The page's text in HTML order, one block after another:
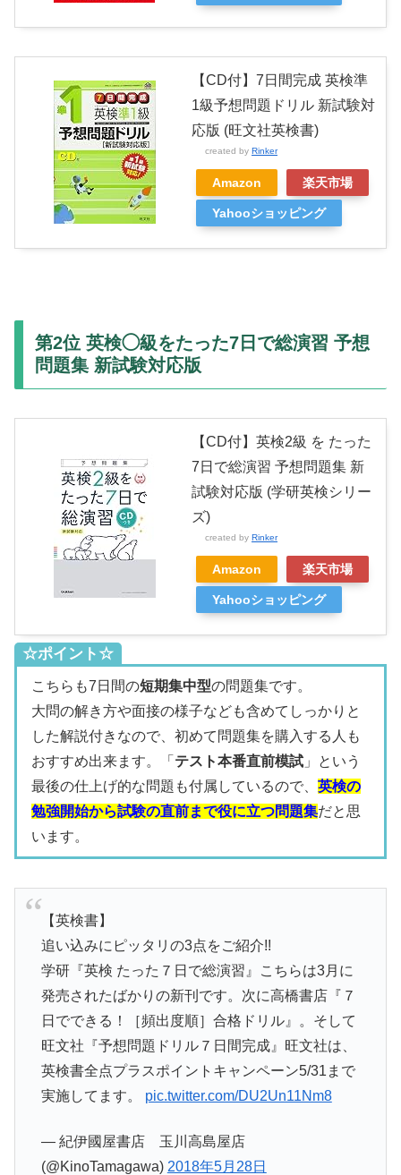
【CD付】7日間完成 英検準
1級予想問題ドリル 新試験対
応版 (旺文社英検書)
created by Rinker
Amazon 楽天市場
Yahooショッピング
第2位 英検◯級をたった7日で総演習 予想
問題集 新試験対応版
【CD付】英検2級 を たった
7日で総演習 予想問題集 新
試験対応版 (学研英検シリー
ズ)
created by Rinker
Amazon 楽天市場
Yahooショッピング
☆ポイント☆
こちらも7日間の短期集中型の問題集です。
大問の解き方や面接の様子なども含めてしっかりと
した解説付きなので、初めて問題集を購入する人も
おすすめ出来ます。「 テスト本番直前模試 」という
最後の仕上げ的な問題も付属しているので、 英検の
勉強開始から試験の直前まで役に立つ問題集だと思
います。
【英検書】
追い込みにピッタリの3点をご紹介!!
学研『英検 たった７日で総演習』こちらは3月に
発売されたばかりの新刊です。次に高橋書店『７
日でできる！［頻出度順］合格ドリル』。そして
旺文社『予想問題ドリル７日間完成』旺文社は、
英検書全点プラスポイントキャンペーン5/31まで
実施してます。 pic.twitter.com/DU2Un11Nm8
— 紀伊國屋書店 玉川高島屋店
(@KinoTamagawa) 2018年5月28日